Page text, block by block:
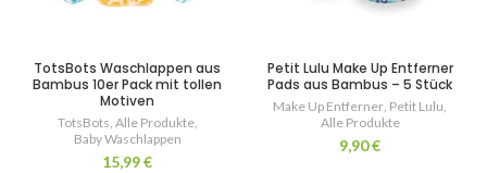
TotsBots Waschlappen aus
Bambus 10er Pack mit tollen
Motiven
TotsBots, Alle Produkte,
Baby Waschlappen
15,99€
Petit Lulu Make Up Entferner
Pads aus Bambus – 5 Stück
Make Up Entferner, Petit Lulu,
Alle Produkte
9,90€